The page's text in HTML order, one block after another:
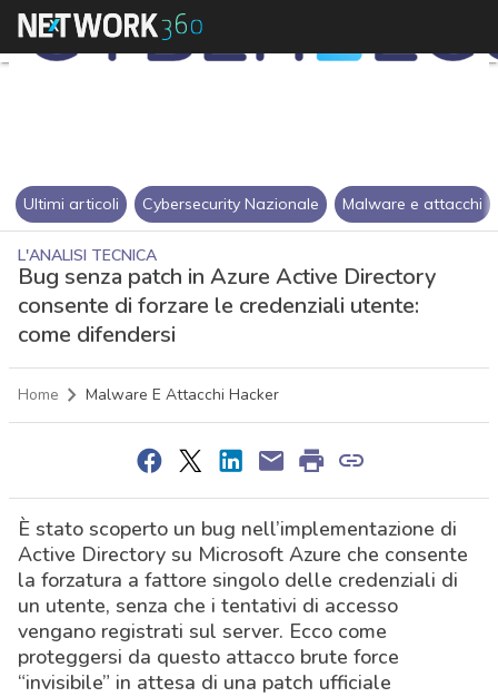
Ultimi articoli Cybersecurity Nazionale Malware e attacchi
L'ANALISI TECNICA
Bug senza patch in Azure Active Directory
consente di forzare le credenziali utente:
come difendersi
Home Malware E Attacchi Hacker
È stato scoperto un bug nell’implementazione di
Active Directory su Microsoft Azure che consente
la forzatura a fattore singolo delle credenziali di
un utente, senza che i tentativi di accesso
vengano registrati sul server. Ecco come
proteggersi da questo attacco brute force
“invisibile” in attesa di una patch ufficiale